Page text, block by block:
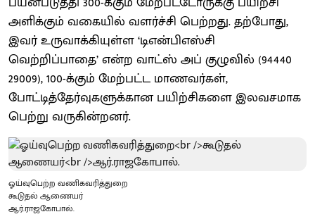
அளிக்கும் வகையில் வளர்ச்சி பெற்றது. தற்போது,
இவர் உருவாக்கியுள்ள ‘டிஎன்பிஎஸ்சி
வெற்றிப்பாதை’ என்ற வாட்ஸ் அப் குழுவில் (94440
29009), 100-க்கும் மேற்பட்ட மாணவர்கள்,
போட்டித்தேர்வுகளுக்கான பயிற்சிகளை இலவசமாக
பெற்று வருகின்றனர்.
ஓய்வுபெற்ற வணிகவரித்துறை
கூடுதல் ஆணையர்
ஆர்.ராஜகோபால்.